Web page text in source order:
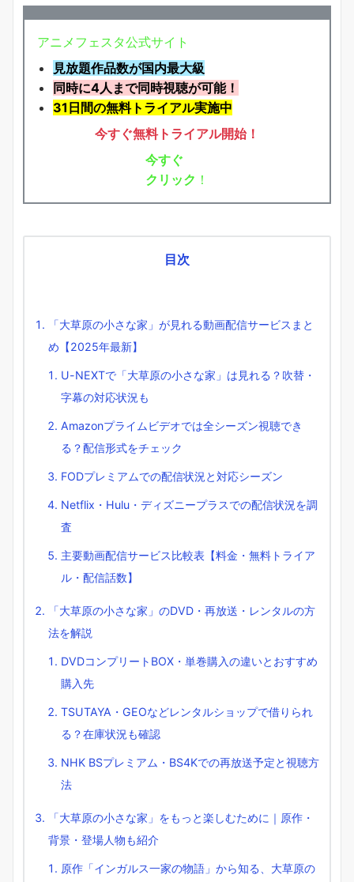
アニメフェスタ公式サイト
見放題作品数が国内最大級
同時に4人まで同時視聴が可能！
31日間の無料トライアル実施中
今すぐ無料トライアル開始！
今すぐ
クリック ！
目次
「大草原の小さな家」が見れる動画配信サービスまと
め【2025年最新】
U-NEXTで「大草原の小さな家」は見れる？吹替・
字幕の対応状況も
Amazonプライムビデオでは全シーズン視聴でき
る？配信形式をチェック
FODプレミアムでの配信状況と対応シーズン
Netflix・Hulu・ディズニープラスでの配信状況を調
査
主要動画配信サービス比較表【料金・無料トライア
ル・配信話数】
「大草原の小さな家」のDVD・再放送・レンタルの方
法を解説
DVDコンプリートBOX・単巻購入の違いとおすすめ
購入先
TSUTAYA・GEOなどレンタルショップで借りられ
る？在庫状況も確認
NHK BSプレミアム・BS4Kでの再放送予定と視聴方
法
「大草原の小さな家」をもっと楽しむために｜原作・
背景・登場人物も紹介
原作「インガルス一家の物語」から知る、大草原の